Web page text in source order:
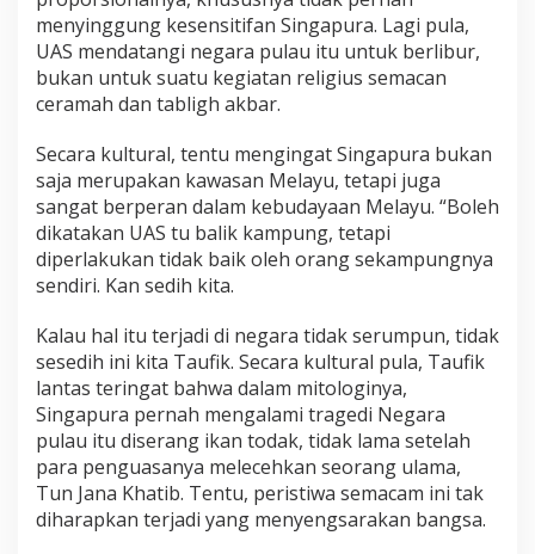
e
l
a
s
T
e
r
k
a
i
i
t
a
h
a
n
d
i
u
menyinggung kesensitifan Singapura. Lagi pula,
UAS mendatangi negara pulau itu untuk berlibur,
bukan untuk suatu kegiatan religius semacan
ceramah dan tabligh akbar.
Secara kultural, tentu mengingat Singapura bukan
saja merupakan kawasan Melayu, tetapi juga
sangat berperan dalam kebudayaan Melayu. “Boleh
dikatakan UAS tu balik kampung, tetapi
diperlakukan tidak baik oleh orang sekampungnya
sendiri. Kan sedih kita.
Kalau hal itu terjadi di negara tidak serumpun, tidak
sesedih ini kita Taufik. Secara kultural pula, Taufik
lantas teringat bahwa dalam mitologinya,
Singapura pernah mengalami tragedi Negara
pulau itu diserang ikan todak, tidak lama setelah
para penguasanya melecehkan seorang ulama,
Tun Jana Khatib. Tentu, peristiwa semacam ini tak
diharapkan terjadi yang menyengsarakan bangsa.